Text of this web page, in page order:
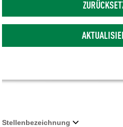
Stellenbezeichnung